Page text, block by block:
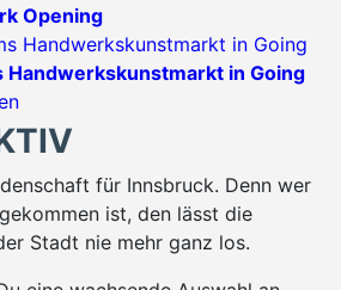
Opening
Handwerkskunstmarkt in Going
für Innsbruck. Denn wer
ist, den lässt die
Stadt nie mehr ganz los.